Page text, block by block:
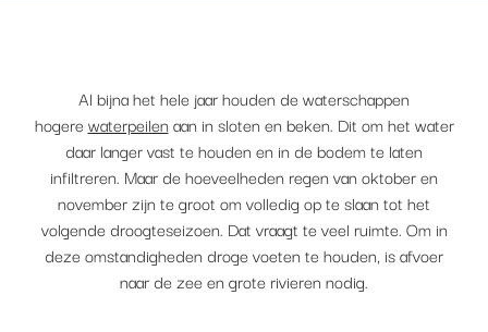
Al bijna het hele jaar houden de waterschappen
hogere waterpeilen aan in sloten en beken. Dit om het water
daar langer vast te houden en in de bodem te laten
infiltreren. Maar de hoeveelheden regen van oktober en
november zijn te groot om volledig op te slaan tot het
volgende droogteseizoen. Dat vraagt te veel ruimte. Om in
deze omstandigheden droge voeten te houden, is afvoer
naar de zee en grote rivieren nodig.